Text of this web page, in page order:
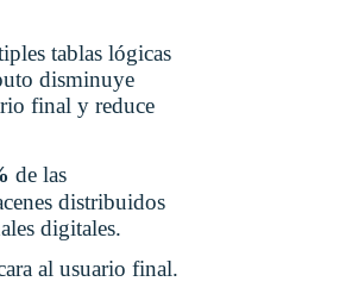
tablas lógicas
disminuye
final y reduce
de las
distribuidos
digitales.
al usuario final.